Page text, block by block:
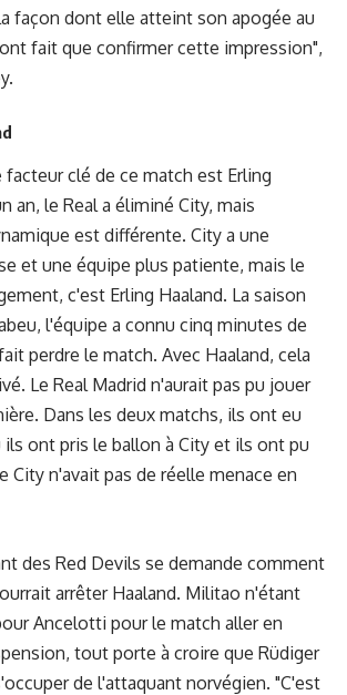
façon dont elle atteint son apogée au
fait que confirmer cette impression",
facteur clé de ce match est Erling
an, le Real a éliminé City, mais
est différente. City a une
et une équipe plus patiente, mais le
c'est Erling Haaland. La saison
l'équipe a connu cinq minutes de
perdre le match. Avec Haaland, cela
Le Real Madrid n'aurait pas pu jouer
Dans les deux matchs, ils ont eu
ont pris le ballon à City et ils ont pu
City n'avait pas de réelle menace en
des Red Devils se demande comment
arrêter Haaland. Militao n'étant
Ancelotti pour le match aller en
tout porte à croire que Rüdiger
de l'attaquant norvégien. "C'est